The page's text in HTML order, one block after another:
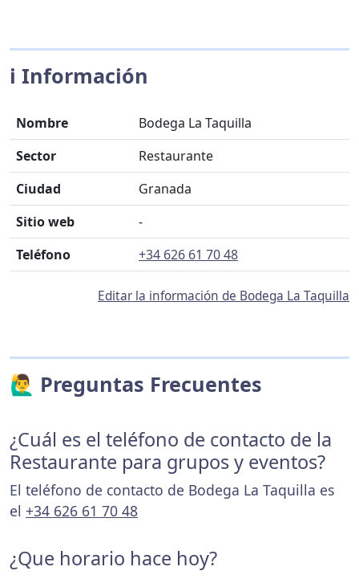
ℹ️ Información
Nombre
Bodega La Taquilla
Sector
Restaurante
Ciudad
Granada
Sitio web
-
Teléfono
+34 626 61 70 48
Editar la información de Bodega La Taquilla
🙋‍♂️ Preguntas Frecuentes
¿Cuál es el teléfono de contacto de la
Restaurante para grupos y eventos?
El teléfono de contacto de Bodega La Taquilla es
el +34 626 61 70 48
¿Que horario hace hoy?